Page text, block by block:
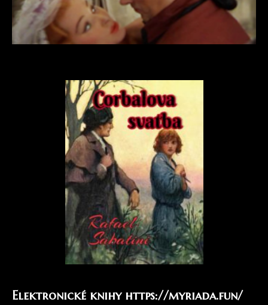
Elektronické knihy https://myriada.fun/